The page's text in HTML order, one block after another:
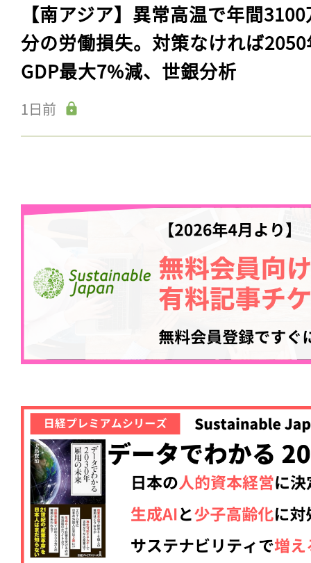
【南アジア】異常高温で年間
分の労働損失。対策なければ
GDP最大7%減、世銀分析
1日前